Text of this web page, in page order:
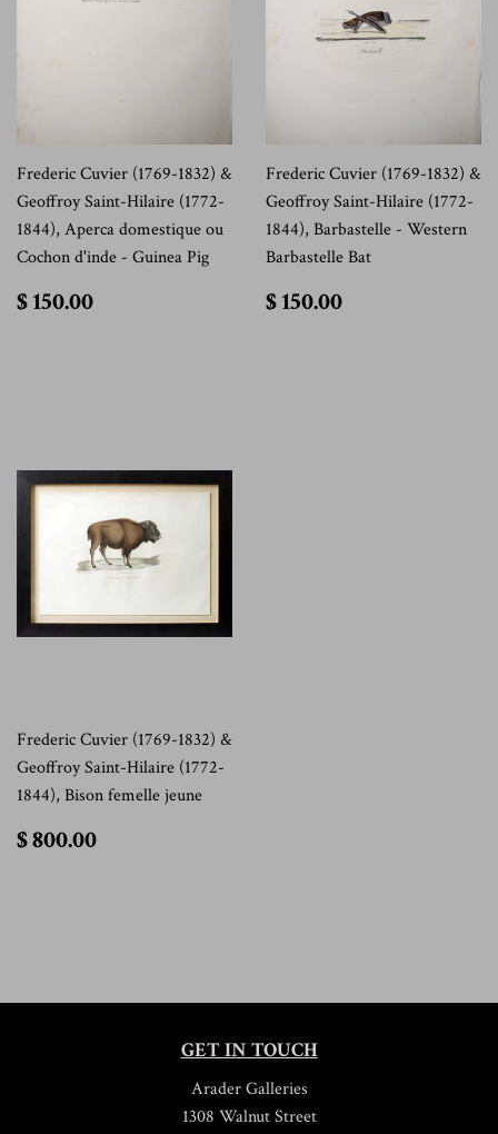
Frederic Cuvier (1769-1832) &
Geoffroy Saint-Hilaire (1772-
1844), Aperca domestique ou
Cochon d'inde - Guinea Pig
$ 150.00
Frederic Cuvier (1769-1832) &
Geoffroy Saint-Hilaire (1772-
1844), Barbastelle - Western
Barbastelle Bat
$ 150.00
Frederic Cuvier (1769-1832) &
Geoffroy Saint-Hilaire (1772-
1844), Bison femelle jeune
$ 800.00
GET IN TOUCH
Arader Galleries
1308 Walnut Street